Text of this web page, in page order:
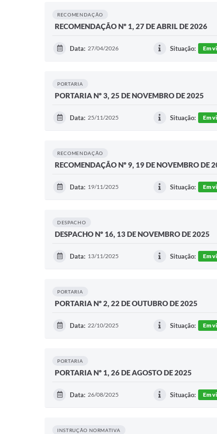
RECOMENDAÇÃO
RECOMENDAÇÃO Nº 1, 27 DE ABRIL DE 2026
Data: 27/04/2026 Situação: Em
PORTARIA
PORTARIA Nº 3, 25 DE NOVEMBRO DE 2025
Data: 25/11/2025 Situação: Em
RECOMENDAÇÃO
RECOMENDAÇÃO Nº 9, 19 DE NOVEMBRO DE
Data: 19/11/2025 Situação: Em
DESPACHO
DESPACHO Nº 16, 13 DE NOVEMBRO DE 2025
Data: 13/11/2025 Situação: Em
PORTARIA
PORTARIA Nº 2, 22 DE OUTUBRO DE 2025
Data: 22/10/2025 Situação: Em
PORTARIA
PORTARIA Nº 1, 26 DE AGOSTO DE 2025
Data: 26/08/2025 Situação: Em
INSTRUÇÃO NORMATIVA